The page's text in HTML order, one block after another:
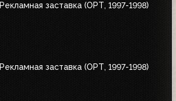
Рекламная заставка (ОРТ, 1997-1998)
Рекламная заставка (ОРТ, 1997-1998)